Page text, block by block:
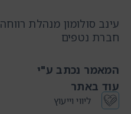
המאמר נכתב ע"י
עוד באתר
ליווי וייעוץ
עינב סולומון מנהלת רווחה
חברת נטפים